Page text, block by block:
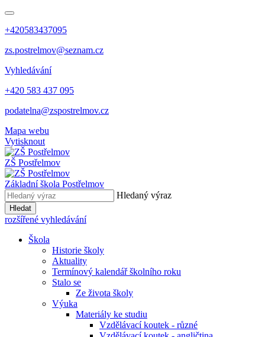
+420583437095
zs.postrelmov@seznam.cz
Vyhledávání
+420 583 437 095
podatelna@zspostrelmov.cz
Mapa webu
Vytisknout
ZŠ Postřelmov
Základní škola Postřelmov
Hledaný výraz
Hledat
rozšířené vyhledávání
Škola
Historie školy
Aktuality
Termínový kalendář školního roku
Stalo se
Ze života školy
Výuka
Materiály ke studiu
Vzdělávací koutek - různé